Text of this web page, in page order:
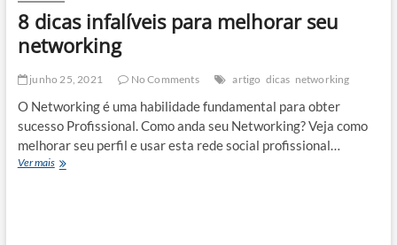
8 dicas infalíveis para melhorar seu
networking
junho 25, 2021 No Comments artigo dicas networking
O Networking é uma habilidade fundamental para obter
sucesso Profissional. Como anda seu Networking? Veja como
melhorar seu perfil e usar esta rede social profissional…
Ver mais8